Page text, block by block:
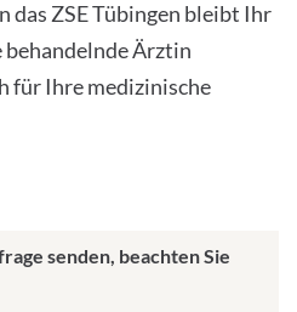
das ZSE Tübingen bleibt Ihr
Ärztin
Ihre medizinische
senden, beachten Sie